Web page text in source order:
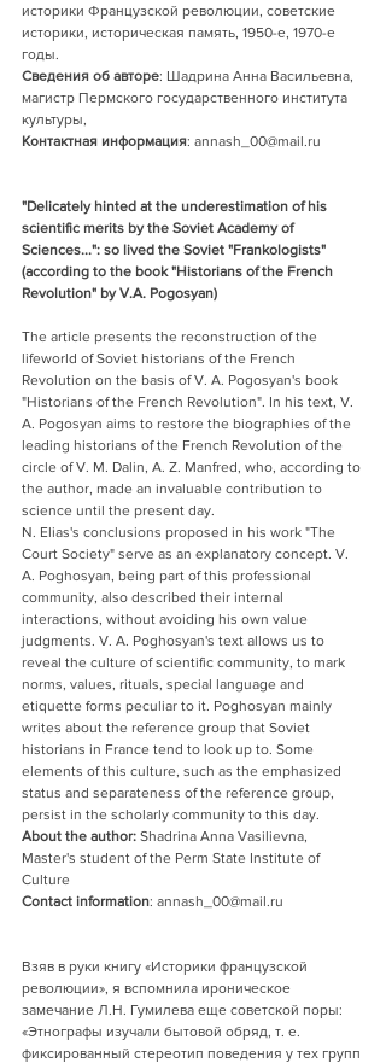
историки Французской революции, советские
историки, историческая память, 1950-е, 1970-е
годы.
Сведения об авторе: Шадрина Анна Васильевна,
магистр Пермского государственного института
культуры,
Контактная информация: annash_00@mail.ru
"Delicately hinted at the underestimation of his
scientific merits by the Soviet Academy of
Sciences...": so lived the Soviet "Frankologists"
(according to the book "Historians of the French
Revolution" by V.A. Pogosyan)
The article presents the reconstruction of the
lifeworld of Soviet historians of the French
Revolution on the basis of V. A. Pogosyan's book
"Historians of the French Revolution". In his text, V.
A. Pogosyan aims to restore the biographies of the
leading historians of the French Revolution of the
circle of V. M. Dalin, A. Z. Manfred, who, according to
the author, made an invaluable contribution to
science until the present day.
N. Elias's conclusions proposed in his work "The
Court Society" serve as an explanatory concept. V.
A. Poghosyan, being part of this professional
community, also described their internal
interactions, without avoiding his own value
judgments. V. A. Poghosyan's text allows us to
reveal the culture of scientific community, to mark
norms, values, rituals, special language and
etiquette forms peculiar to it. Poghosyan mainly
writes about the reference group that Soviet
historians in France tend to look up to. Some
elements of this culture, such as the emphasized
status and separateness of the reference group,
persist in the scholarly community to this day.
About the author: Shadrina Anna Vasilievna,
Master's student of the Perm State Institute of
Culture
Contact information: annash_00@mail.ru
Взяв в руки книгу «Историки французской
революции», я вспомнила ироническое
замечание Л.Н. Гумилева еще советской поры:
«Этнографы изучали бытовой обряд, т. е.
фиксированный стереотип поведения у тех групп